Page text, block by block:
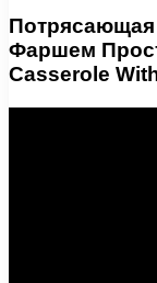
Потрясающая
Фаршем
Casserole